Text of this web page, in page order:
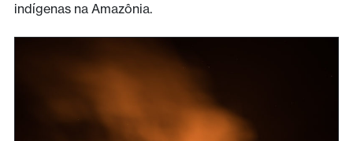
indígenas na Amazônia.